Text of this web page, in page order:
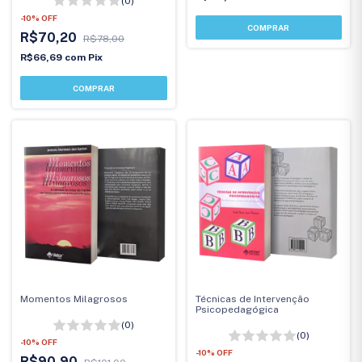
-10% OFF
R$70,20
R$78,00
R$66,69 com Pix
Momentos Milagrosos
(0)
-10% OFF
Técnicas de Intervenção
Psicopedagógica
(0)
-10% OFF